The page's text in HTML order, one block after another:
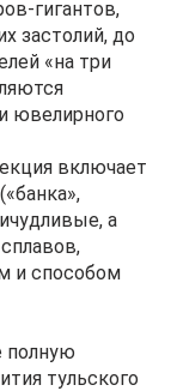
гигантов,
застолий, до
«на три
ювелирного
включает
а
и способом
полную
тульского